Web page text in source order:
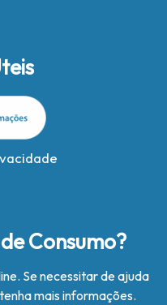
Consumo?
Se necessitar de ajuda
mais informações.